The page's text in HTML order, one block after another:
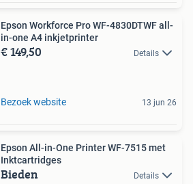
Epson Workforce Pro WF-4830DTWF all-
in-one A4 inkjetprinter
€ 149,50 Details
Bezoek website 13 jun 26
Epson All-in-One Printer WF-7515 met
Inktcartridges
Bieden Details